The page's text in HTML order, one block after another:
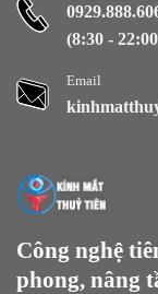
Công nghệ
phong, nâng
(8:30 -
Email